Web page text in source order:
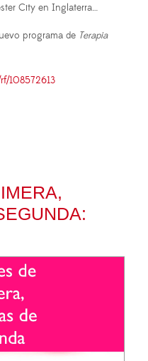
City en Inglaterra…
programa de Terapia
108572613